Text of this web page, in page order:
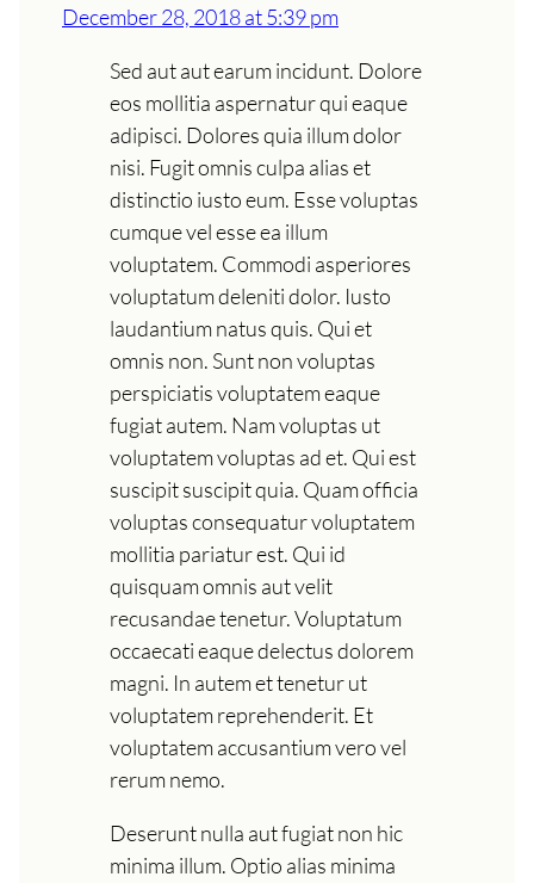
December 28, 2018 at 5:39 pm
Sed aut aut earum incidunt. Dolore
eos mollitia aspernatur qui eaque
adipisci. Dolores quia illum dolor
nisi. Fugit omnis culpa alias et
distinctio iusto eum. Esse voluptas
cumque vel esse ea illum
voluptatem. Commodi asperiores
voluptatum deleniti dolor. Iusto
laudantium natus quis. Qui et
omnis non. Sunt non voluptas
perspiciatis voluptatem eaque
fugiat autem. Nam voluptas ut
voluptatem voluptas ad et. Qui est
suscipit suscipit quia. Quam officia
voluptas consequatur voluptatem
mollitia pariatur est. Qui id
quisquam omnis aut velit
recusandae tenetur. Voluptatum
occaecati eaque delectus dolorem
magni. In autem et tenetur ut
voluptatem reprehenderit. Et
voluptatem accusantium vero vel
rerum nemo.
Deserunt nulla aut fugiat non hic
minima illum. Optio alias minima